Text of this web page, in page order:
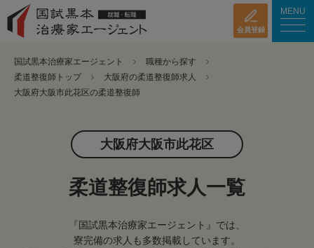
会員登録
MENU
国試黒本治療家エージェント
職種から探す
柔道整復師トップ
大阪府の柔道整復師求人
大阪府大阪市此花区の柔道整復師
大阪府大阪市此花区
柔道整復師求人一覧
『国試黒本治療家エージェント』では、
寮完備の求人も多数掲載しています。